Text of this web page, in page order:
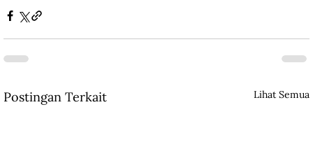
Postingan Terkait Lihat Semua